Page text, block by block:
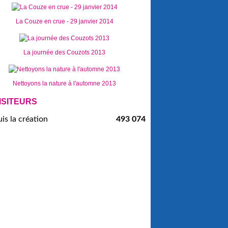
La Couze en crue - 29 janvier 2014
La journée des Couzots 2013
Nettoyons la nature à l'automne 2013
la création 493 074